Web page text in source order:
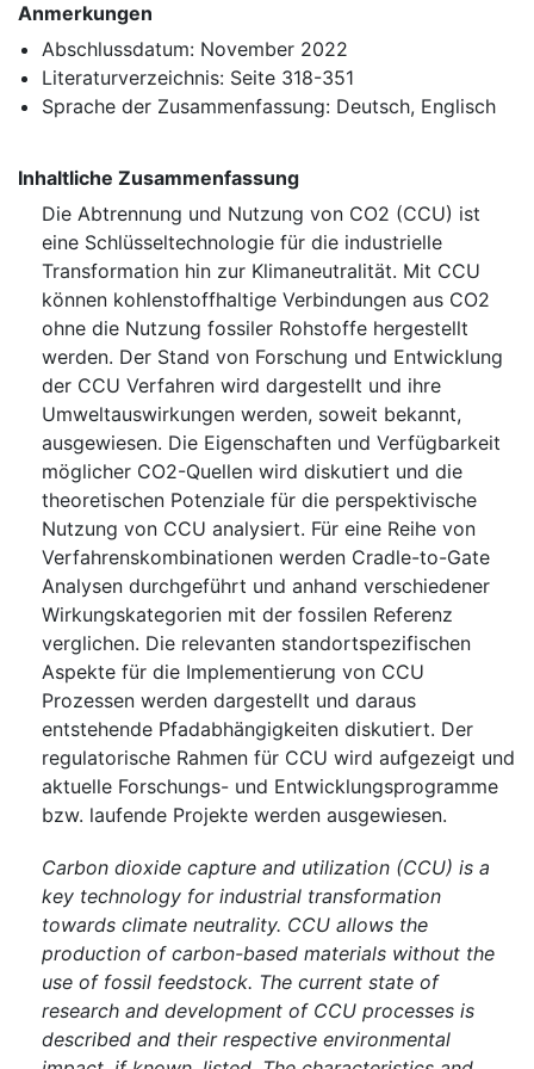
Anmerkungen
Abschlussdatum: November 2022
Literaturverzeichnis: Seite 318-351
Sprache der Zusammenfassung: Deutsch, Englisch
Inhaltliche Zusammenfassung
Die Abtrennung und Nutzung von CO2 (CCU) ist
eine Schlüsseltechnologie für die industrielle
Transformation hin zur Klimaneutralität. Mit CCU
können kohlenstoffhaltige Verbindungen aus CO2
ohne die Nutzung fossiler Rohstoffe hergestellt
werden. Der Stand von Forschung und Entwicklung
der CCU Verfahren wird dargestellt und ihre
Umweltauswirkungen werden, soweit bekannt,
ausgewiesen. Die Eigenschaften und Verfügbarkeit
möglicher CO2-Quellen wird diskutiert und die
theoretischen Potenziale für die perspektivische
Nutzung von CCU analysiert. Für eine Reihe von
Verfahrenskombinationen werden Cradle-to-Gate
Analysen durchgeführt und anhand verschiedener
Wirkungskategorien mit der fossilen Referenz
verglichen. Die relevanten standortspezifischen
Aspekte für die Implementierung von CCU
Prozessen werden dargestellt und daraus
entstehende Pfadabhängigkeiten diskutiert. Der
regulatorische Rahmen für CCU wird aufgezeigt und
aktuelle Forschungs- und Entwicklungsprogramme
bzw. laufende Projekte werden ausgewiesen.
Carbon dioxide capture and utilization (CCU) is a
key technology for industrial transformation
towards climate neutrality. CCU allows the
production of carbon-based materials without the
use of fossil feedstock. The current state of
research and development of CCU processes is
described and their respective environmental